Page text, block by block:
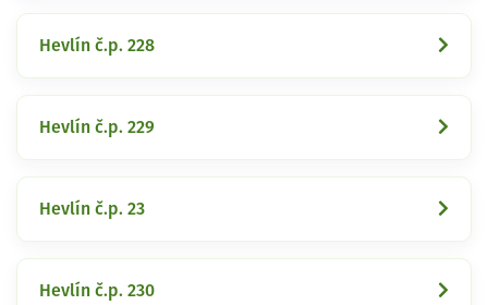
Hevlín č.p. 228
Hevlín č.p. 229
Hevlín č.p. 23
Hevlín č.p. 230